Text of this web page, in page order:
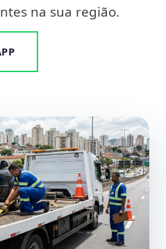
na sua região.